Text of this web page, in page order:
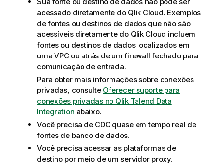
o
r
m
a
t
i
v
a
acessado diretamente do Qlik Cloud. Exemplos
de fontes ou destinos de dados que não são
acessíveis diretamente do Qlik Cloud incluem
fontes ou destinos de dados localizados em
uma VPC ou atrás de um firewall fechado para
comunicação de entrada.
Para obter mais informações sobre conexões
privadas, consulte Oferecer suporte para
conexões privadas no Qlik Talend Data
Integration abaixo.
Você precisa de CDC quase em tempo real de
fontes de banco de dados.
Você precisa acessar as plataformas de
destino por meio de um servidor proxy.